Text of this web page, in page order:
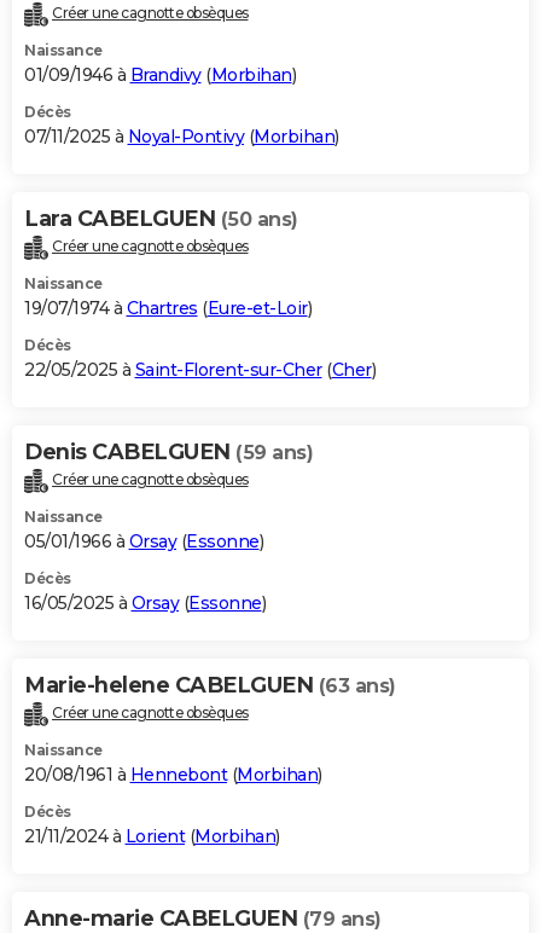
Destinations
City break
Voyage nature
Voyage de noces
Forum
Climat
+PHOTO
GUIDES D'ACHAT
BONS PLANS
Carte de Noël
Carte Bonne année
Carte Saint-Valentin
Carte Pâques
Carte d'anniversaire
DICTIONNAIRE
Dictionnaire
Biographies
Citations
Expressions
Proverbes
PROGRAMME TV
S'inscrire
Se connecter
Lycées
Collèges
Primaires
Universités
Entreprises
Service militaire
Avis de recherche
AVIS DE DÉCÈS
Bricolage
Lifestyle
Culture
Sport
Auto
Television
Voyage
Cinema
Créer une cagnotte obsèques
Naissance
01/09/1946 à Brandivy(Morbihan)
Décès
07/11/2025 à Noyal-Pontivy(Morbihan)
Lara CABELGUEN (50 ans)
Créer une cagnotte obsèques
Naissance
19/07/1974 à Chartres (Eure-et-Loir)
Décès
22/05/2025 à Saint-Florent-sur-Cher(Cher)
Denis CABELGUEN (59 ans)
Créer une cagnotte obsèques
Naissance
05/01/1966 à Orsay(Essonne)
Décès
16/05/2025 à Orsay(Essonne)
Marie-helene CABELGUEN (63 ans)
Créer une cagnotte obsèques
Naissance
20/08/1961 à Hennebont(Morbihan)
Décès
21/11/2024 à Lorient(Morbihan)
Anne-marie CABELGUEN (79 ans)